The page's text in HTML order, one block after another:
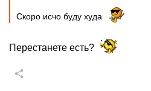
Скоро исчо буду худа
Перестанете есть?